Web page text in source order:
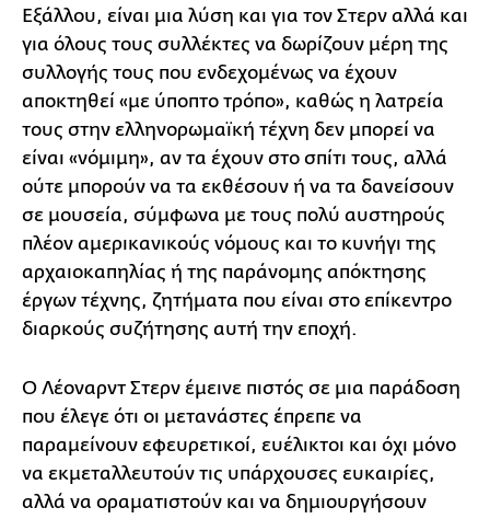
Εξάλλου, είναι μια λύση και για τον Στερν αλλά και
για όλους τους συλλέκτες να δωρίζουν μέρη της
συλλογής τους που ενδεχομένως να έχουν
αποκτηθεί «με ύποπτο τρόπο», καθώς η λατρεία
τους στην ελληνορωμαϊκή τέχνη δεν μπορεί να
είναι «νόμιμη», αν τα έχουν στο σπίτι τους, αλλά
ούτε μπορούν να τα εκθέσουν ή να τα δανείσουν
σε μουσεία, σύμφωνα με τους πολύ αυστηρούς
πλέον αμερικανικούς νόμους και το κυνήγι της
αρχαιοκαπηλίας ή της παράνομης απόκτησης
έργων τέχνης, ζητήματα που είναι στο επίκεντρο
διαρκούς συζήτησης αυτή την εποχή.
Ο Λέοναρντ Στερν έμεινε πιστός σε μια παράδοση
που έλεγε ότι οι μετανάστες έπρεπε να
παραμείνουν εφευρετικοί, ευέλικτοι και όχι μόνο
να εκμεταλλευτούν τις υπάρχουσες ευκαιρίες,
αλλά να οραματιστούν και να δημιουργήσουν